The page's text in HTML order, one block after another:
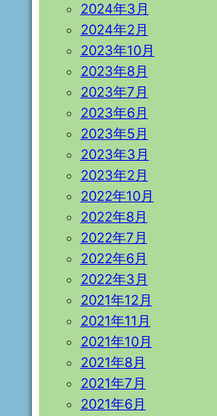
2024年3月
2024年2月
2023年10月
2023年8月
2023年7月
2023年6月
2023年5月
2023年3月
2023年2月
2022年10月
2022年8月
2022年7月
2022年6月
2022年3月
2021年12月
2021年11月
2021年10月
2021年8月
2021年7月
2021年6月